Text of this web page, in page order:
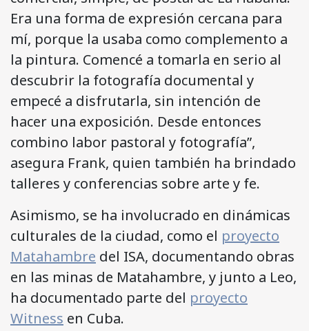
Era una forma de expresión cercana para
mí, porque la usaba como complemento a
la pintura. Comencé a tomarla en serio al
descubrir la fotografía documental y
empecé a disfrutarla, sin intención de
hacer una exposición. Desde entonces
combino labor pastoral y fotografía”,
asegura Frank, quien también ha brindado
talleres y conferencias sobre arte y fe.
Asimismo, se ha involucrado en dinámicas
culturales de la ciudad, como el proyecto
Matahambre del ISA, documentando obras
en las minas de Matahambre, y junto a Leo,
ha documentado parte del proyecto
Witness en Cuba.